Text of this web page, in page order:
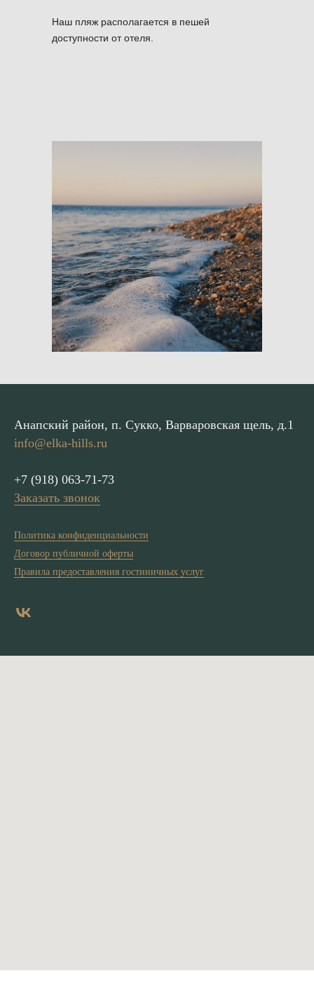
Наш пляж располагается в пешей
доступности от отеля.
Анапский район, п. Сукко, Варваровская щель, д.1
info@elka-hills.ru
+7 (918) 063-71-73
Заказать звонок
Политика конфиденциальности
Договор публичной оферты
Правила предоставления гостиничных услуг